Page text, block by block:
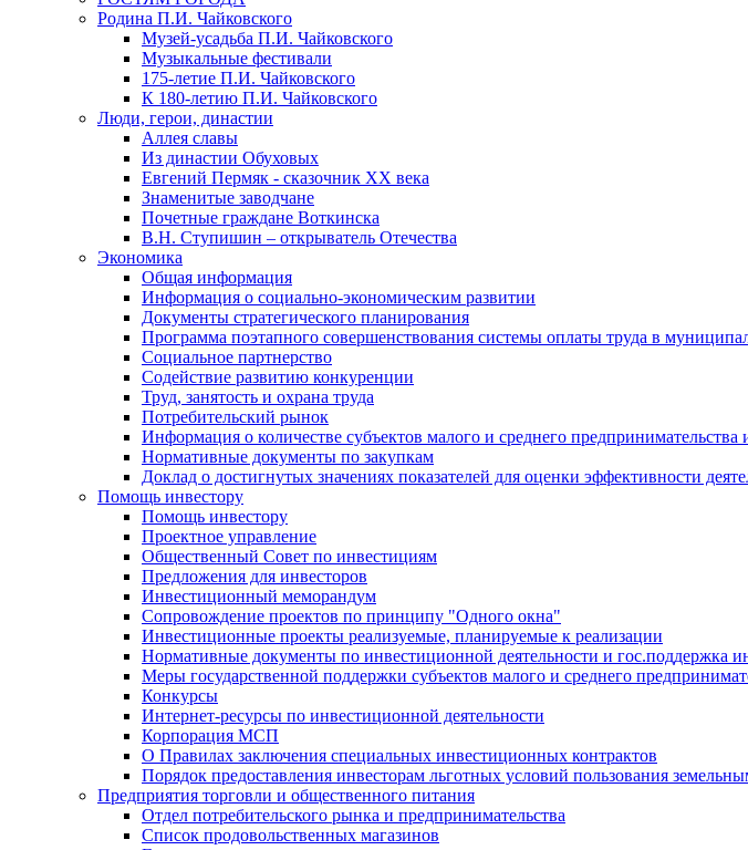
Родина П.И. Чайковского
Музей-усадьба П.И. Чайковского
Музыкальные фестивали
175-летие П.И. Чайковского
К 180-летию П.И. Чайковского
Люди, герои, династии
Аллея славы
Из династии Обуховых
Евгений Пермяк - сказочник XX века
Знаменитые заводчане
Почетные граждане Воткинска
В.Н. Ступишин – открыватель Отечества
Экономика
Общая информация
Информация о социально-экономическим развитии
Документы стратегического планирования
Программа поэтапного совершенствования системы оплаты труда в
Социальное партнерство
Содействие развитию конкуренции
Труд, занятость и охрана труда
Потребительский рынок
Информация о количестве субъектов малого и среднего
Нормативные документы по закупкам
Доклад о достигнутых значениях показателей для оценки эффективности
Помощь инвестору
Помощь инвестору
Проектное управление
Общественный Совет по инвестициям
Предложения для инвесторов
Инвестиционный меморандум
Сопровождение проектов по принципу "Oдного окна"
Инвестиционные проекты реализуемые, планируемые к реализации
Нормативные документы по инвестиционной деятельности и гос.поддержка
Меры государственной поддержки субъектов малого и среднего
Конкурсы
Интернет-ресурсы по инвестиционной деятельности
Корпорация МСП
О Правилах заключения специальных инвестиционных контрактов
Порядок предоставления инвесторам льготных условий пользования
Предприятия торговли и общественного питания
Отдел потребительского рынка и предпринимательства
Список продовольственных магазинов